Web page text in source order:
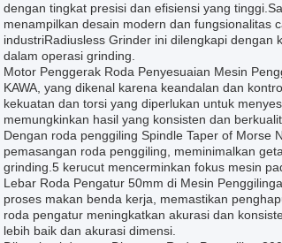
dengan tingkat presisi dan efisiensi yang
menampilkan desain modern dan fungsionalitas
industriRadiusless Grinder ini dilengkapi
dalam operasi grinding.
Motor Penggerak Roda Penyesuaian Mesin
KAWA, yang dikenal karena keandalan dan
kekuatan dan torsi yang diperlukan untuk
memungkinkan hasil yang konsisten dan
Dengan roda penggiling Spindle Taper of Morse
pemasangan roda penggiling, meminimalkan
grinding.5 kerucut mencerminkan fokus mesin
Lebar Roda Pengatur 50mm di Mesin
proses makan benda kerja, memastikan
roda pengatur meningkatkan akurasi dan
lebih baik dan akurasi dimensi.